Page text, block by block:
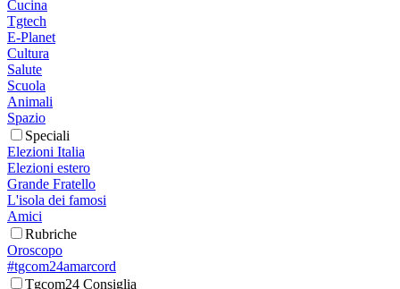
Cucina
Tgtech
E-Planet
Cultura
Salute
Scuola
Animali
Spazio
Speciali
Elezioni Italia
Elezioni estero
Grande Fratello
L'isola dei famosi
Amici
Rubriche
Oroscopo
#tgcom24amarcord
Tgcom24 Consiglia